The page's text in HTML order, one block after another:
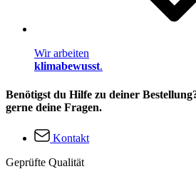
Wir arbeiten
klimabewusst.
Benötigst du Hilfe zu deiner
gerne deine Fragen.
Kontakt
Geprüfte Qualität